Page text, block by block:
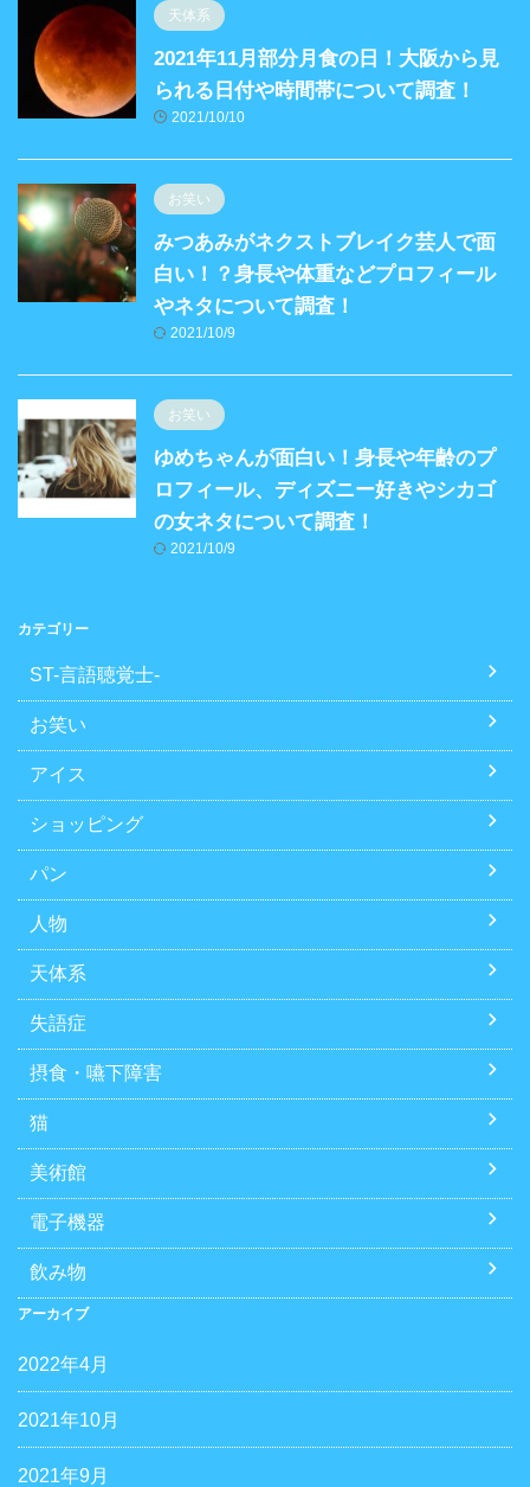
天体系
2021年11月部分月食の日！大阪から見
られる日付や時間帯について調査！
2021/10/10
お笑い
みつあみがネクストブレイク芸人で面
白い！？身長や体重などプロフィール
やネタについて調査！
2021/10/9
お笑い
ゆめちゃんが面白い！身長や年齢のプ
ロフィール、ディズニー好きやシカゴ
の女ネタについて調査！
2021/10/9
カテゴリー
ST-言語聴覚士-
お笑い
アイス
ショッピング
パン
人物
天体系
失語症
摂食・嚥下障害
猫
美術館
電子機器
飲み物
アーカイブ
2022年4月
2021年10月
2021年9月